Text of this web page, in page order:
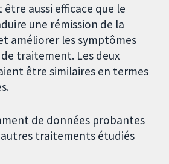
aussi efficace que le
une rémission de la
améliorer les symptômes
traitement. Les deux
être similaires en termes
de données probantes
traitements étudiés